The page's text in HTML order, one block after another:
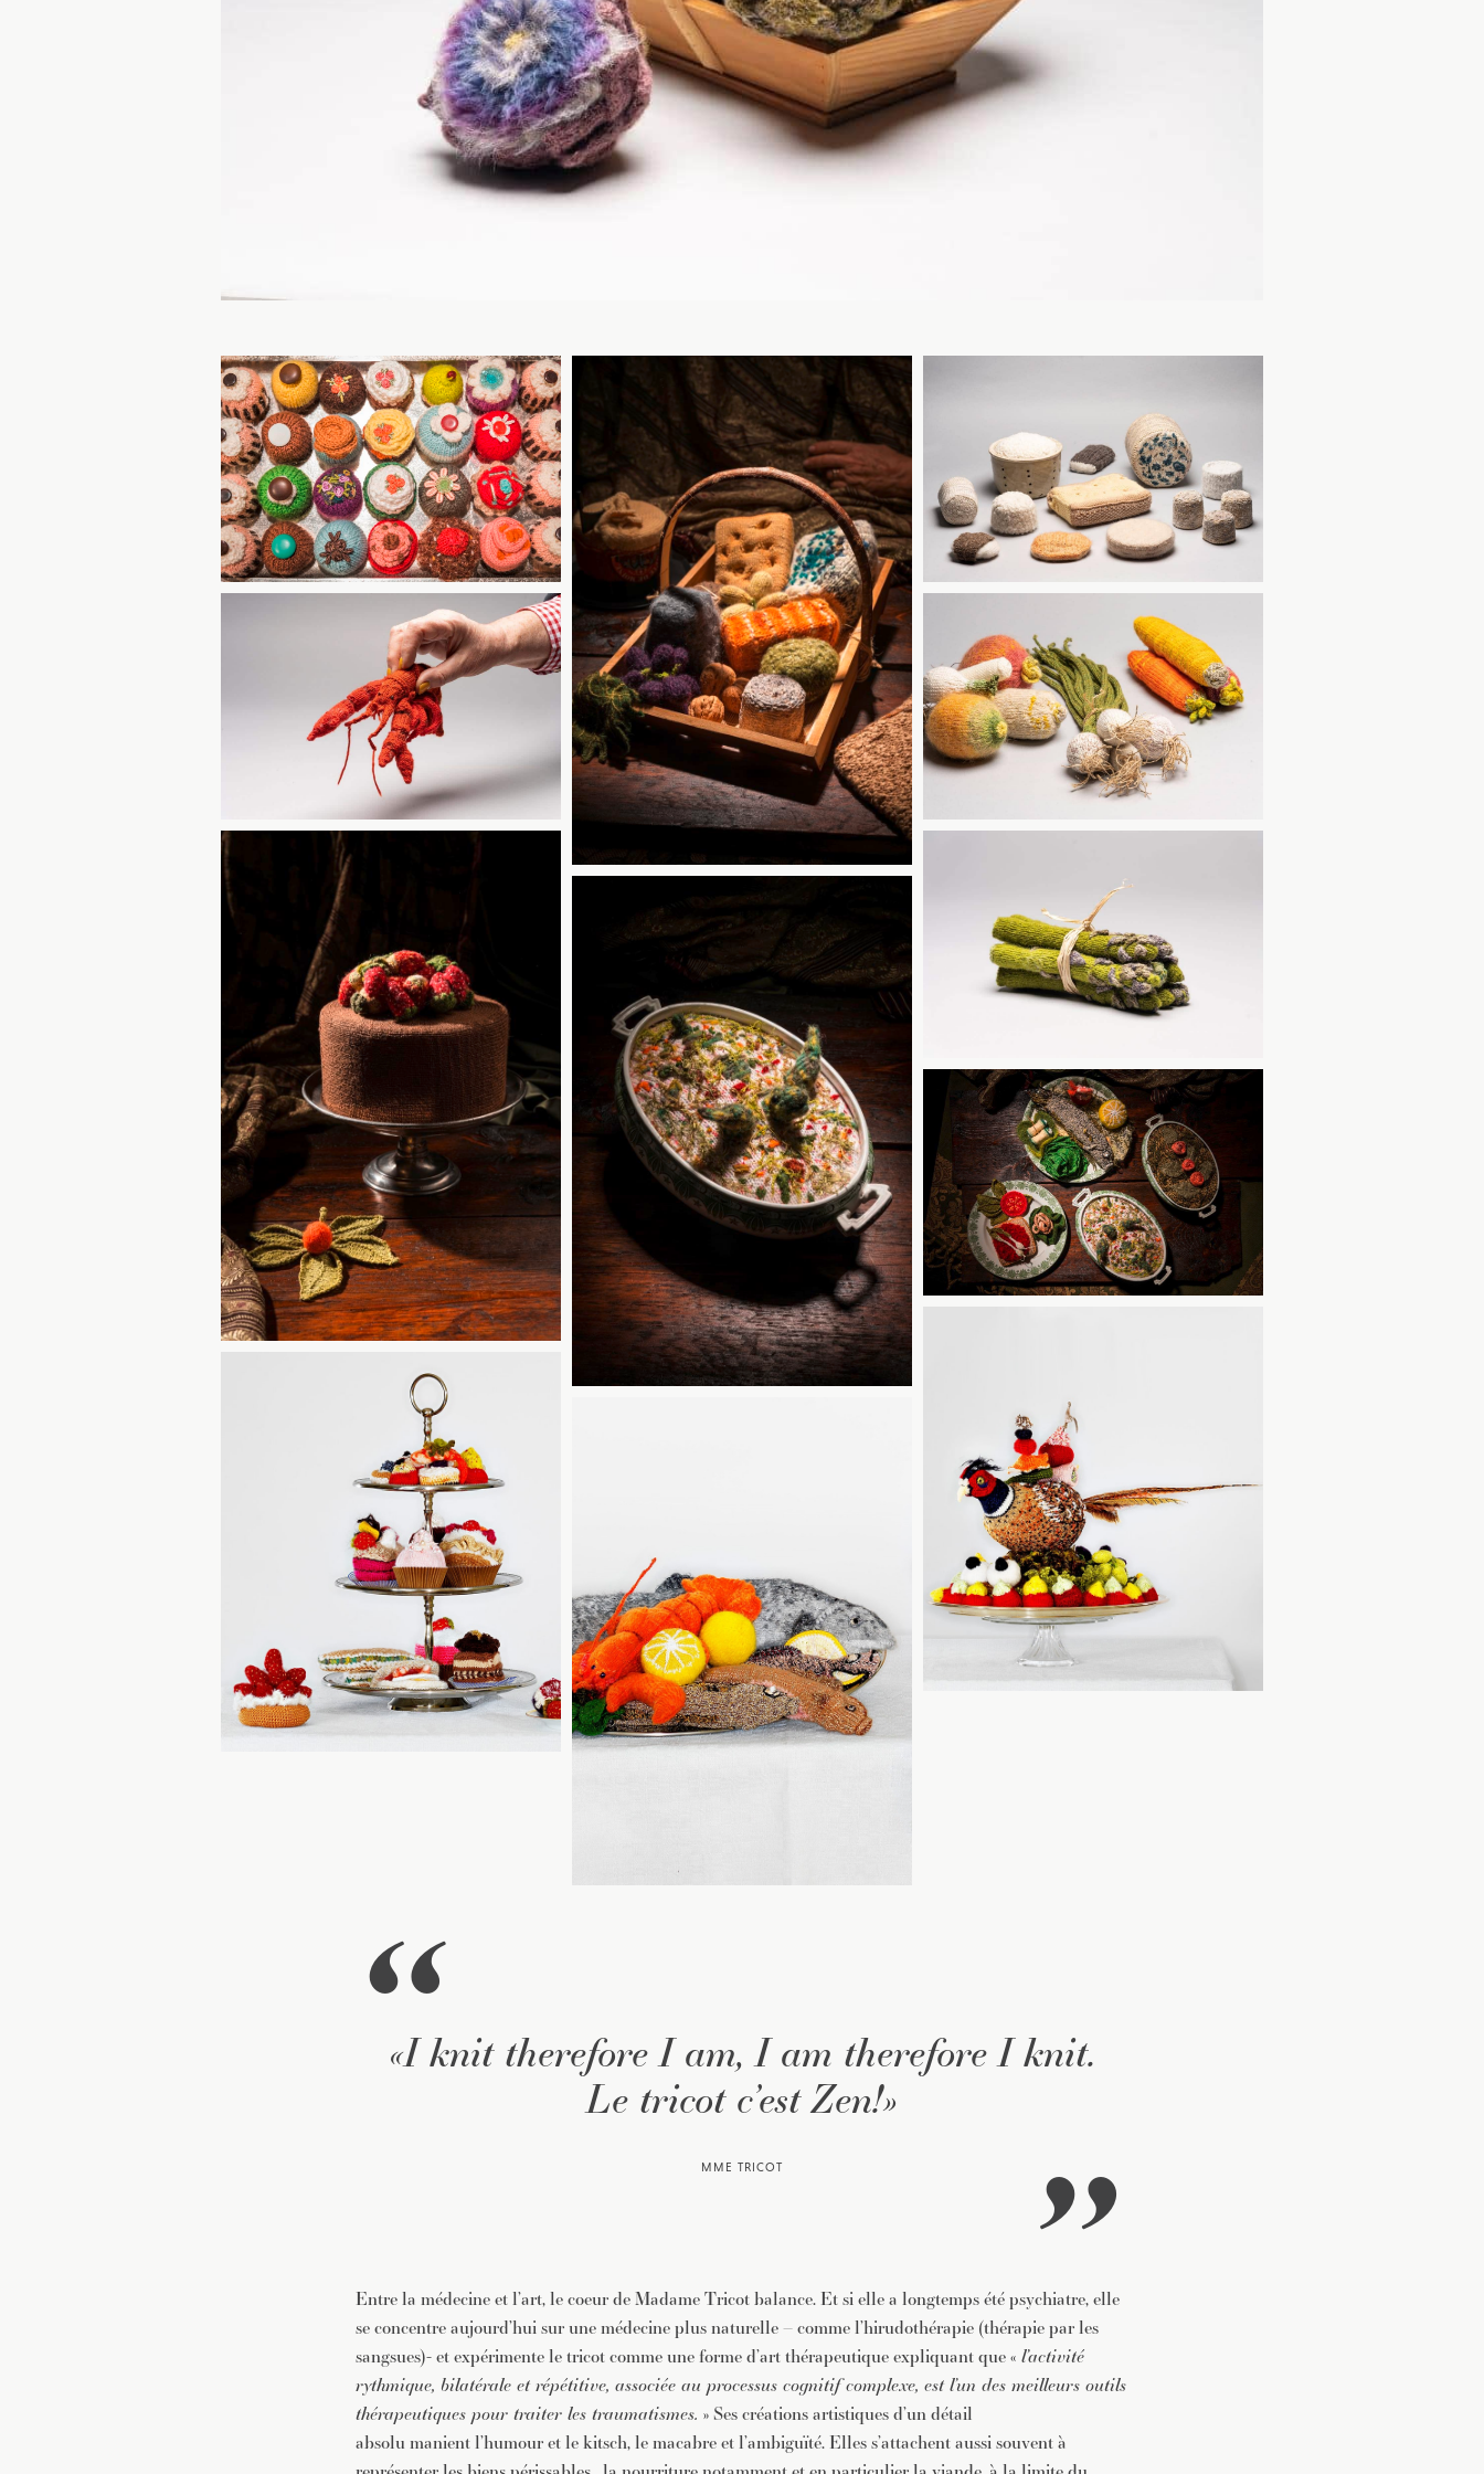
«I knit therefore I am, I am therefore I knit.
Le tricot c’est Zen!»
MME TRICOT
Entre la médecine et l’art, le coeur deMadame Tricot balance. Et si elle a longtemps été psychiatre, elle
se concentre aujourd’hui sur une médecine plus naturelle – comme l’hirudothérapie (thérapie par les
sangsues)- etexpérimente le tricot comme une forme d’art thérapeutique expliquant que « l’activité
rythmique, bilatérale et répétitive, associée au processus cognitif complexe, est l’un des meilleurs outils
thérapeutiques pour traiter les traumatismes. » Ses créations artistiques d’un détail
absolumanientl’humour et le kitsch, le macabre et l’ambiguïté.Elles s’attachent aussi souvent à